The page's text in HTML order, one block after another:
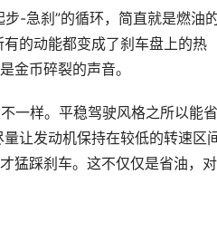
-急刹”的循环，简直就是燃油
的动能都变成了刹车盘上的热
金币碎裂的声音。
一样。平稳驾驶风格之所以能省
让发动机保持在较低的转速区
猛踩刹车。这不仅仅是省油，